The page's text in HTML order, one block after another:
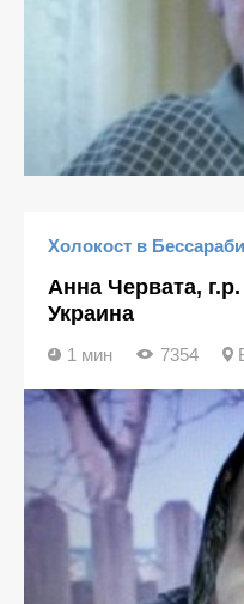
Холокост в
Анна Червата,
Украина
1 мин 7354